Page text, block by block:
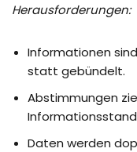
Herausforderungen:
Informationen
statt gebündelt.
Abstimmungen
Daten werden